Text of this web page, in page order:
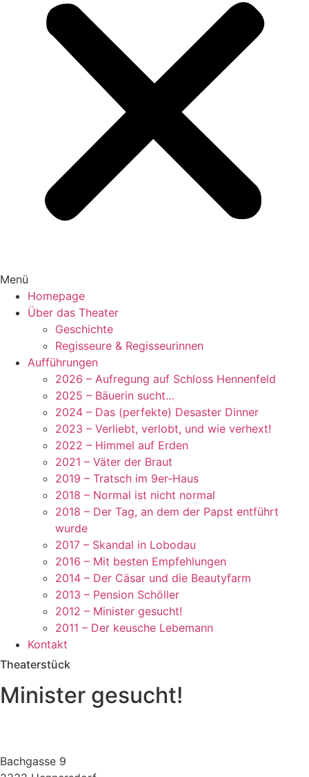
Menü
Homepage
Über das Theater
Geschichte
Regisseure & Regisseurinnen
Aufführungen
2026 – Aufregung auf Schloss Hennenfeld
2025 – Bäuerin sucht…
2024 – Das (perfekte) Desaster Dinner
2023 – Verliebt, verlobt, und wie verhext!
2022 – Himmel auf Erden
2021 – Väter der Braut
2019 – Tratsch im 9er-Haus
2018 – Normal ist nicht normal
2018 – Der Tag, an dem der Papst entführt
wurde
2017 – Skandal in Lobodau
2016 – Mit besten Empfehlungen
2014 – Der Cäsar und die Beautyfarm
2013 – Pension Schöller
2012 – Minister gesucht!
2011 – Der keusche Lebemann
Kontakt
Theaterstück
Minister gesucht!
Bachgasse 9